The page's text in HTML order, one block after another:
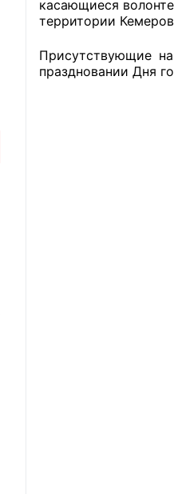
Общественный штаб
Документы ОП КО
касающиеся
территории
Присутствующие
праздновании Дня